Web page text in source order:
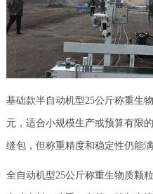
基础款半自动机型25公斤称重生
元，适合小规模生产或预算有限
缝包，但称重精度和稳定性仍能满
全自动机型25公斤称重生物质颗